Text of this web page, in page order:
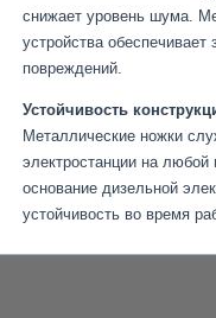
снижает уровень шума.
устройства
повреждений.
Устойчивость
Металлические ножки
электростанции на
основание дизельной
устойчивость во время